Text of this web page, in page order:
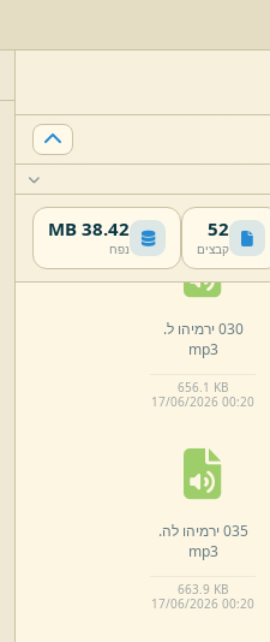
52
קבצים
38.42 MB
נפח
17/06/2026 00:20
030 ירמיהו ל.
mp3
656.1 KB
17/06/2026 00:20
035 ירמיהו לה.
mp3
663.9 KB
17/06/2026 00:20